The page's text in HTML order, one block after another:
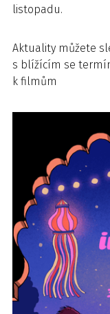
listopadu.
Aktuality můžete
s blížícím se
k filmům